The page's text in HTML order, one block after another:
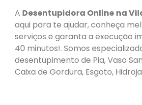
A Desentupidora Online na
aqui para te ajudar, conheça
serviços e garanta a execução
40 minutos!. Somos
desentupimento de Pia, Vaso
Caixa de Gordura, Esgoto,